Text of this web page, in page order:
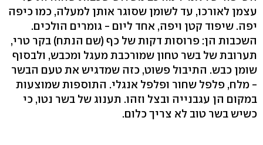
עצמן לאורכו, עד לשומן שסוגר אותן למעלה, כמו כיפה
יפה. שיפוד קטן ויפה, אחד ליום - גומרים הולכים.
השכבות הן: פרוסות דקות של כף (שם הנתח) בקר טרי,
תערובת של בשר טחון שמורכבת מעגל ומכבש, ולבסוף
שומן כבש. התיבול פשוט, כזה שמדגיש את טעם הבשר
- מלח, פלפל שחור ופלפל אנגלי. התוספות שמוצעות
במקום הן עגבנייה ובצל וזהו. תענוג של בשר נטו, כי
כשיש בשר טוב לא צריך כלום.